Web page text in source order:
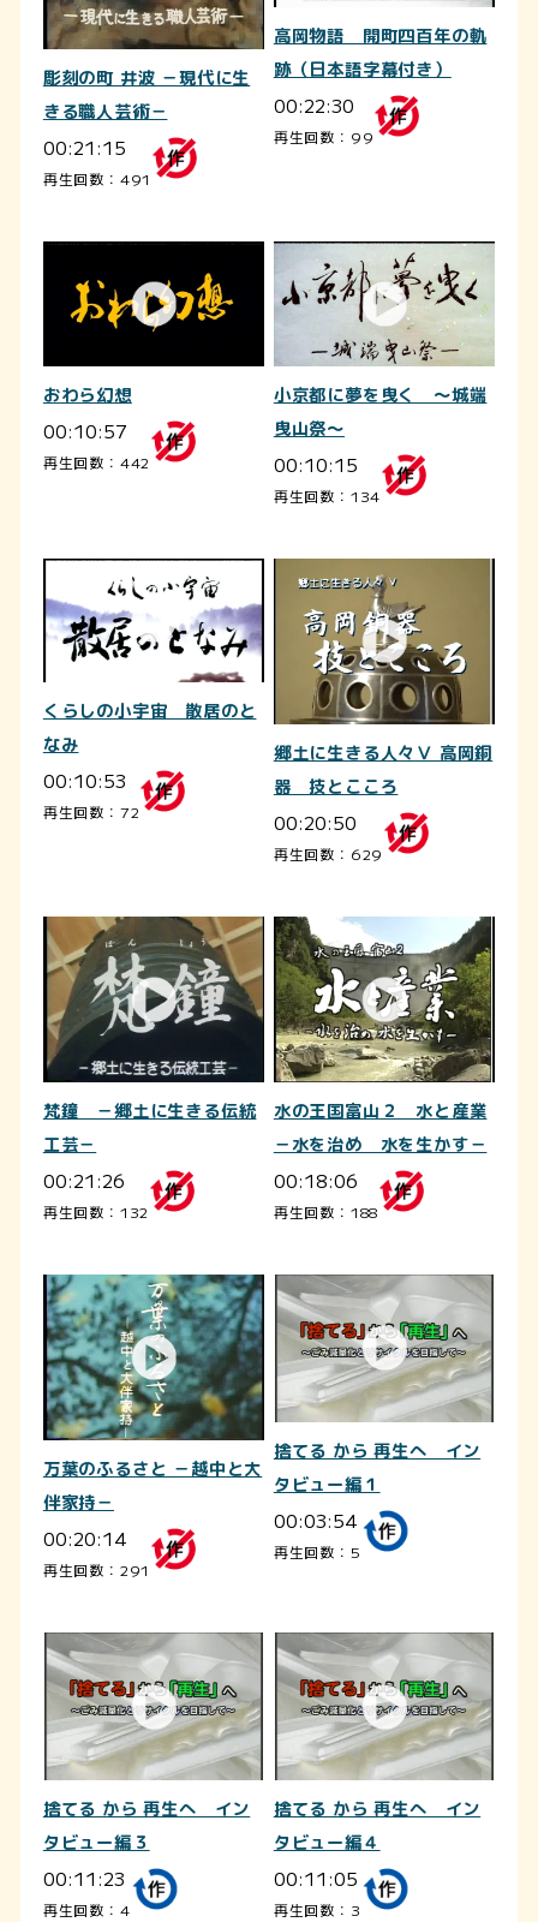
彫刻の町 井波 －現代に生
きる職人芸術－
00:21:15
再生回数：491
高岡物語 開町四百年の軌
跡（日本語字幕付き）
00:22:30
再生回数：99
おわら幻想
00:10:57
再生回数：442
小京都に夢を曳く ～城端
曳山祭～
00:10:15
再生回数：134
くらしの小宇宙 散居のと
なみ
00:10:53
再生回数：72
郷土に生きる人々Ⅴ 高岡銅
器 技とこころ
00:20:50
再生回数：629
梵鐘 －郷土に生きる伝統
工芸－
00:21:26
再生回数：132
水の王国富山２ 水と産業
－水を治め 水を生かす－
00:18:06
再生回数：188
万葉のふるさと －越中と大
伴家持－
00:20:14
再生回数：291
捨てる から 再生へ イン
タビュー編１
00:03:54
再生回数：5
捨てる から 再生へ イン
タビュー編３
00:11:23
再生回数：4
捨てる から 再生へ イン
タビュー編４
00:11:05
再生回数：3